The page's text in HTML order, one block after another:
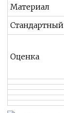
Материал
Стандартный
Оценка